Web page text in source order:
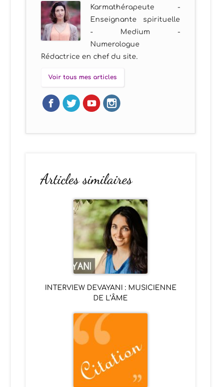
Karmathérapeute -
Enseignante spirituelle
- Medium -
Numerologue
Rédactrice en chef du site.
Voir tous mes articles
Articles similaires
INTERVIEW DEVAYANI : MUSICIENNE
DE L’ÂME